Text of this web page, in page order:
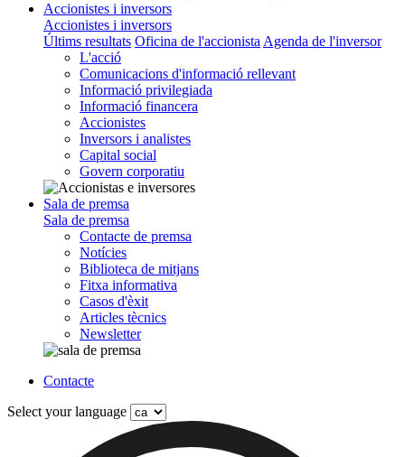
Accionistes i inversors
Accionistes i inversors
Últims resultats Oficina de l'accionista Agenda de l'inversor
L'acció
Comunicacions d'informació rellevant
Informació privilegiada
Informació financera
Accionistes
Inversors i analistes
Capital social
Govern corporatiu
Sala de premsa
Sala de premsa
Contacte de premsa
Notícies
Biblioteca de mitjans
Fitxa informativa
Casos d'èxit
Articles tècnics
Newsletter
Contacte
Select your language